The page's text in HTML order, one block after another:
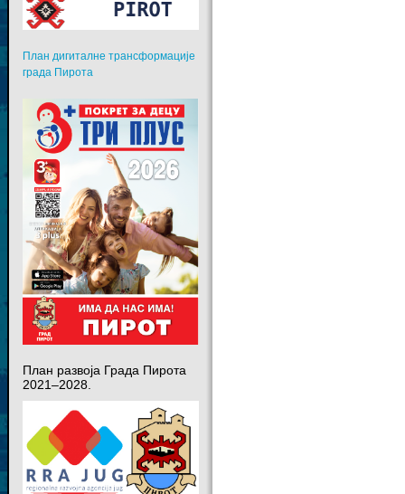
План дигиталне трансформације
града Пирота
План развоја Града Пирота
2021–2028.